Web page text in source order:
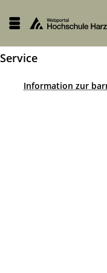
Service
Information zur